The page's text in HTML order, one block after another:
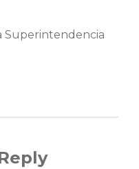
Superintendencia